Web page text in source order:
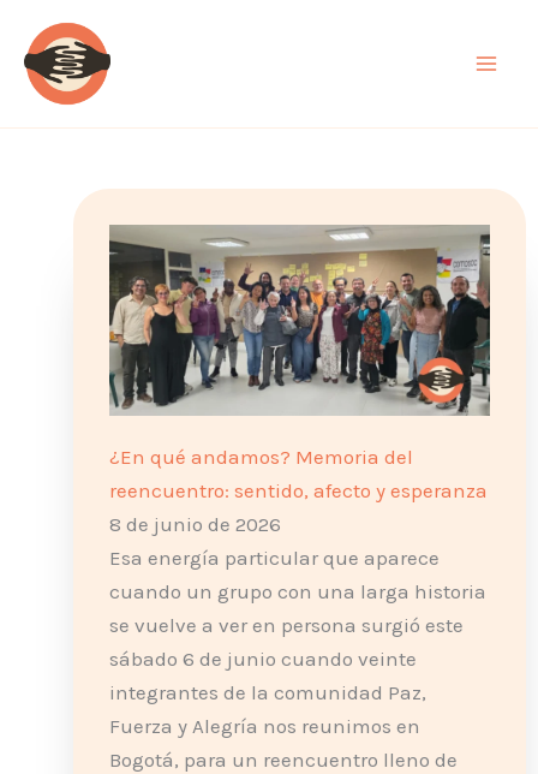
contenido
¿En qué andamos? Memoria del
reencuentro: sentido, afecto y esperanza
8 de junio de 2026
Esa energía particular que aparece
cuando un grupo con una larga historia
se vuelve a ver en persona surgió este
sábado 6 de junio cuando veinte
integrantes de la comunidad Paz,
Fuerza y Alegría nos reunimos en
Bogotá, para un reencuentro lleno de